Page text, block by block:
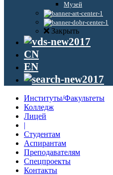
Музей
Закрыть
CN
EN
Институты/Факультеты
Колледж
Лицей
|
Студентам
Аспирантам
Преподавателям
Спецпроекты
Контакты